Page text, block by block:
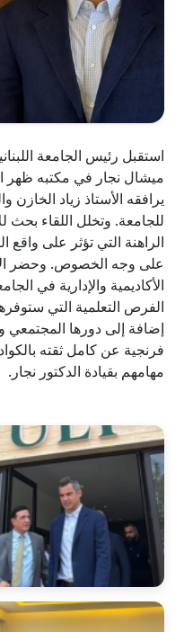
ميشال نجار في مكتبه ظهر
يرافقه الأستاذ زياد الخازن
للجامعة. وتخلل اللقاء بحث
الراهنة التي تؤثر على واقع
على وجه الخصوص. وحضر
الأكاديمية والإدارية في
الفرص التعلمية التي
إضافة إلى دورها المجتمعي
فرنجية عن كامل ثقته
مهامهم بقيادة الدكتور نجار.